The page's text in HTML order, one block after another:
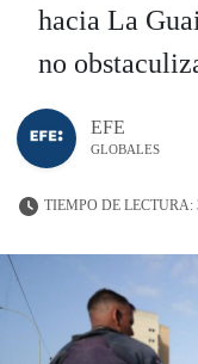
hacia La
no
EFE
GLOBALES
TIEMPO DE LECTURA: